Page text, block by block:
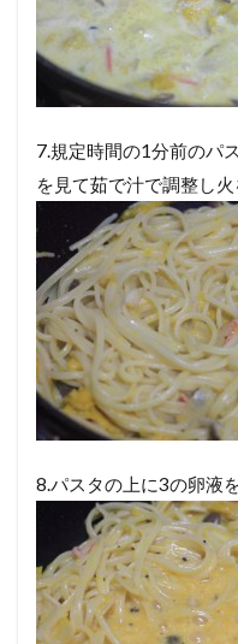
7.規定時間の1分前のパ
を見て茹で汁で調整し火
8.パスタの上に3の卵液